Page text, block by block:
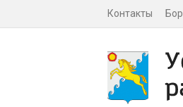
Контакты